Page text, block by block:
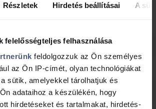
Részletek Hirdetés beállításai A
felelősségteljes felhasználása
feldolgozzuk az Ön személyes
az Ön IP-címét, olyan technológiákat
sütik, amelyekkel tárolhatjuk és
adataihoz a készülékén, hogy
hirdetéseket és tartalmakat, hirdetés-
a személyi kölcsönök
személyi kölcsönnel történő
gondolkodni?